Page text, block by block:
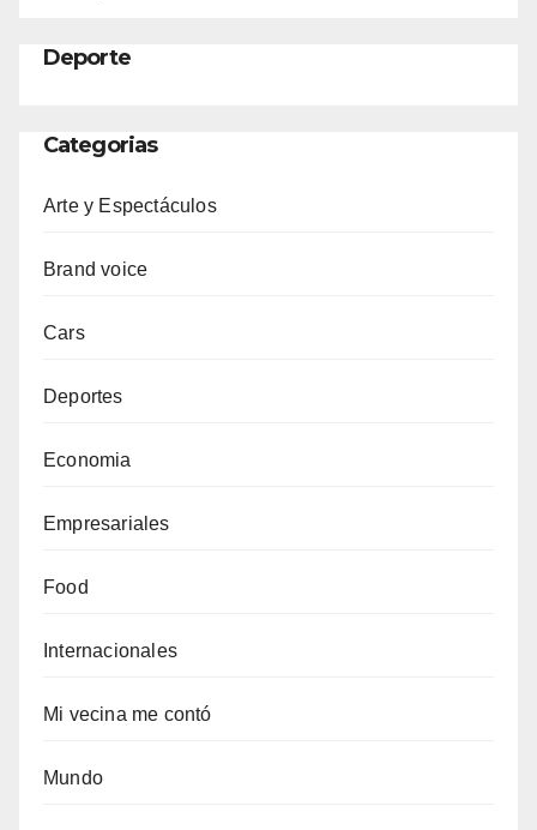
Deporte
Categorias
Arte y Espectáculos
Brand voice
Cars
Deportes
Economia
Empresariales
Food
Internacionales
Mi vecina me contó
Mundo